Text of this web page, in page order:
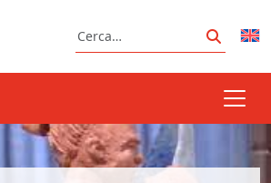
Cerca
Cerca